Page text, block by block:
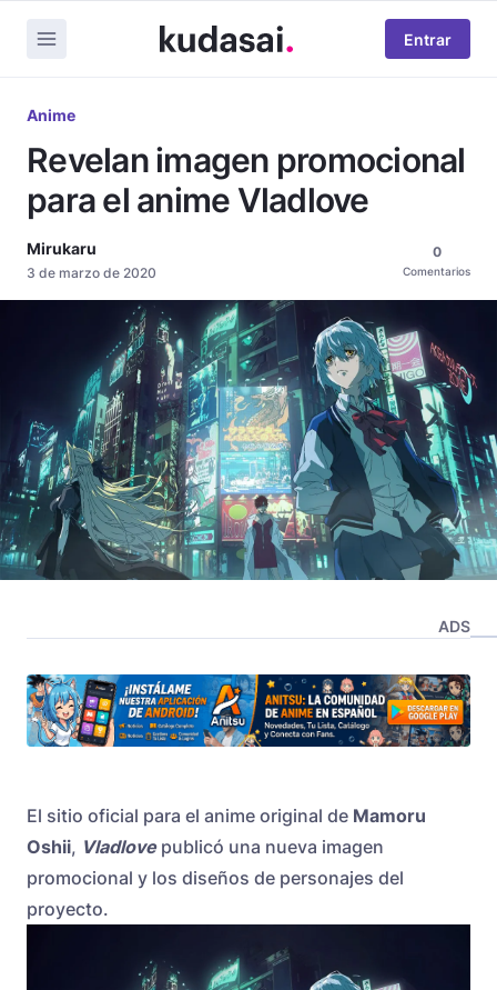
Entrar
Anime
Revelan imagen promocional
para el anime Vladlove
Mirukaru
3 de marzo de 2020
0
Comentarios
ADS
El sitio oficial para el anime original de Mamoru
Oshii, Vladlovepublicó una nueva imagen
promocional y los diseños de personajes del
proyecto.